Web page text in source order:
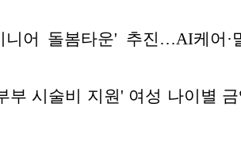
어 돌봄타운' 추진…AI케어·
부 시술비 지원' 여성 나이별